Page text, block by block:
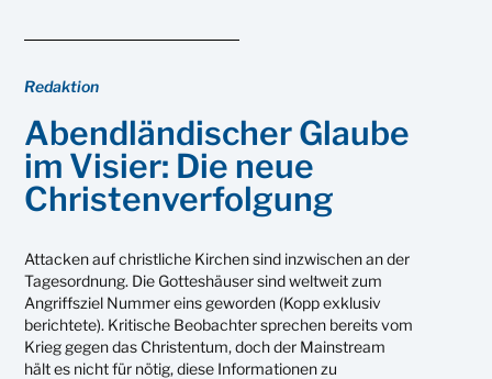
Redaktion
Abendländischer Glaube
im Visier: Die neue
Christenverfolgung
Attacken auf christliche Kirchen sind inzwischen an der
Tagesordnung. Die Gotteshäuser sind weltweit zum
Angriffsziel Nummer eins geworden (Kopp exklusiv
berichtete). Kritische Beobachter sprechen bereits vom
Krieg gegen das Christentum, doch der Mainstream
hält es nicht für nötig, diese Informationen zu